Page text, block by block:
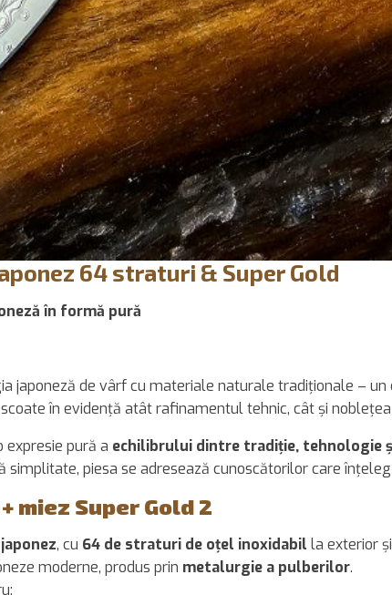
64 straturi & Super Gold
în formă pură
japoneză de vârf cu materiale naturale tradiționale –
în evidență atât rafinamentul tehnic, cât și
pură a echilibrului dintre tradiție, tehnologie
piesa se adresează cunoscătorilor care
miez Super Gold 2
, cu 64 de straturi de oțel inoxidabil la exterior
moderne, produs prin metalurgie a pulberilor.